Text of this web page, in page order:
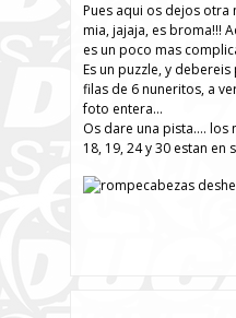
Pues aqui os dejos
mia, jajaja, es broma!!!
es un poco mas
Es un puzzle, y
filas de 6 nuneritos, a
foto entera…
Os dare una pista…. los
18, 19, 24 y 30 estan en